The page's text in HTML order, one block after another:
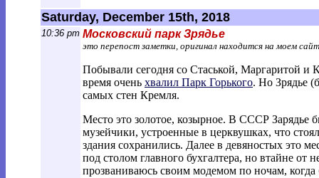
Saturday, December 15th, 2018
10:36 pm Московский парк Зрядье
это перепост заметки, оригинал находится на моем
Побывали сегодня со Стаськой, Маргаритой и
время очень хвалил Парк Горького. Но Зрядье
самых стен Кремля.
Место это золотое, козырное. В СССР Зарядье
музейчики, устроенные в церквушках, что
здания сохранились. Далее в девяностых это
под столом главного бухгалтера, но втайне
прозваниваюсь своим модемом по ночам, когда